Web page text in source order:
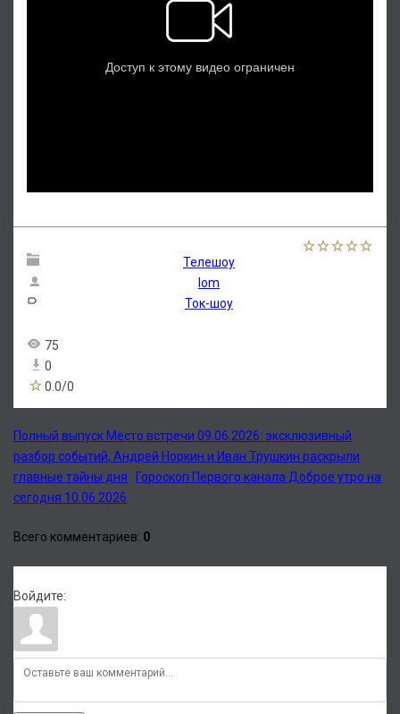
Телешоу
lom
Ток-шоу
75
0
0.0/0
Полный выпуск Место встречи 09.06.2026: эксклюзивный
разбор событий, Андрей Норкин и Иван Трушкин раскрыли
главные тайны дня
Гороскоп Первого канала Доброе утро на
сегодня 10.06.2026
Всего комментариев: 0
Войдите: